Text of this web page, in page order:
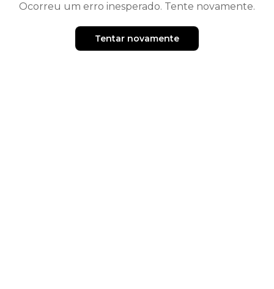
Ocorreu um erro inesperado. Tente novamente.
Tentar novamente